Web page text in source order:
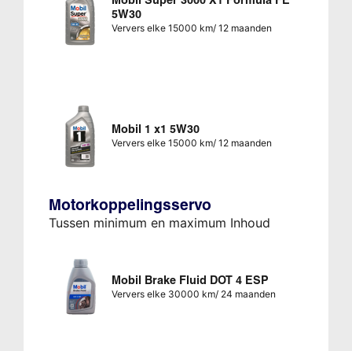
5W30
Ververs elke 15000 km/ 12 maanden
Mobil 1 x1 5W30
Ververs elke 15000 km/ 12 maanden
Motorkoppelingsservo
Tussen minimum en maximum Inhoud
Mobil Brake Fluid DOT 4 ESP
Ververs elke 30000 km/ 24 maanden